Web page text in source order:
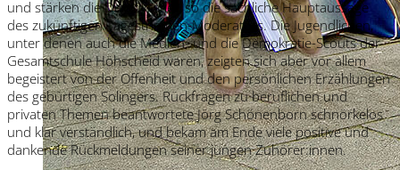
und stärken die Demokratie“, so die sachliche Hauptaussage
des zukünftigen Tagesthemen-Moderators. Die Jugendlichen,
unter denen auch die Medien- und die Demokratie-Scouts der
Gesamtschule Höhscheid waren, zeigten sich aber vor allem
begeistert von der Offenheit und den persönlichen Erzählungen
des gebürtigen Solingers. Rückfragen zu beruflichen und
privaten Themen beantwortete Jörg Schönenborn schnörkelos
und klar verständlich, und bekam am Ende viele positive und
dankende Rückmeldungen seiner jungen Zuhörer:innen.